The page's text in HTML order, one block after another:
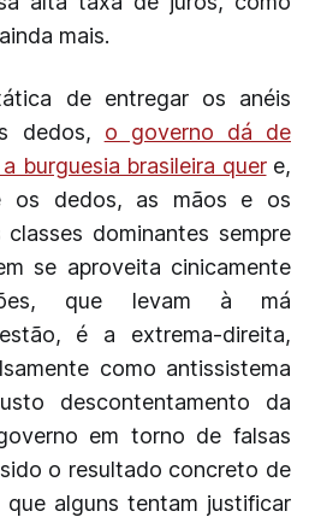
mais.
de entregar os anéis
dedos, o governo dá de
burguesia brasileira quere,
os dedos, as mãos e os
dominantes sempre
se aproveita cinicamente
que levam à má
é a extrema-direita,
como antissistema
descontentamento da
em torno de falsas
o resultado concreto de
alguns tentam justificar